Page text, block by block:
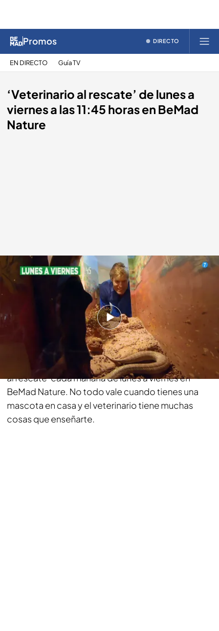
Promos DIRECTO
EN DIRECTO Guía TV
‘Veterinario al rescate’ de lunes a
viernes a las 11:45 horas en BeMad
Nature
bemad.es
Compartir
Disfruta con locas aventuras de dueños y
mascotas que necesitan la ayuda de ‘Veterinario
al rescate’ cada mañana de lunes a viernes en
BeMad Nature. No todo vale cuando tienes una
mascota en casa y el veterinario tiene muchas
cosas que enseñarte.